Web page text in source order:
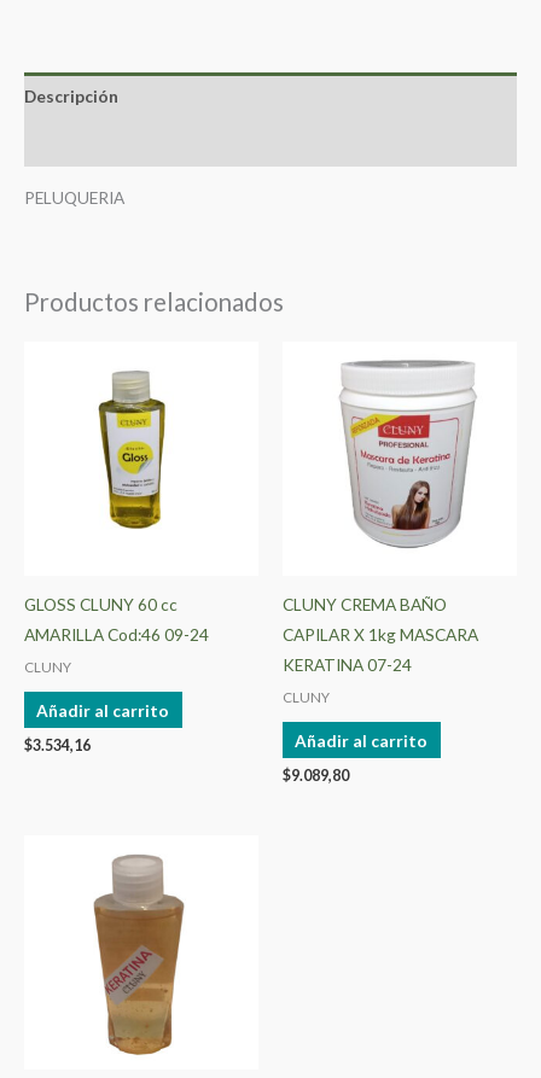
Descripción
PELUQUERIA
Productos relacionados
GLOSS CLUNY 60 cc
AMARILLA Cod:46 09-24
CLUNY
Añadir al carrito
$3.534,16
CLUNY CREMA BAÑO
CAPILAR X 1kg MASCARA
KERATINA 07-24
CLUNY
Añadir al carrito
$9.089,80